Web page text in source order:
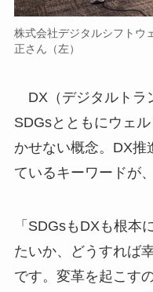
株式会社デジタルシフトウ
正さん（左）
DX（デジタルトラ
SDGsとともにウェ
かせない概念。DX推
ているキーワードが
「SDGsもDXも根本
たいか、どうすれば
です。変革を起こす